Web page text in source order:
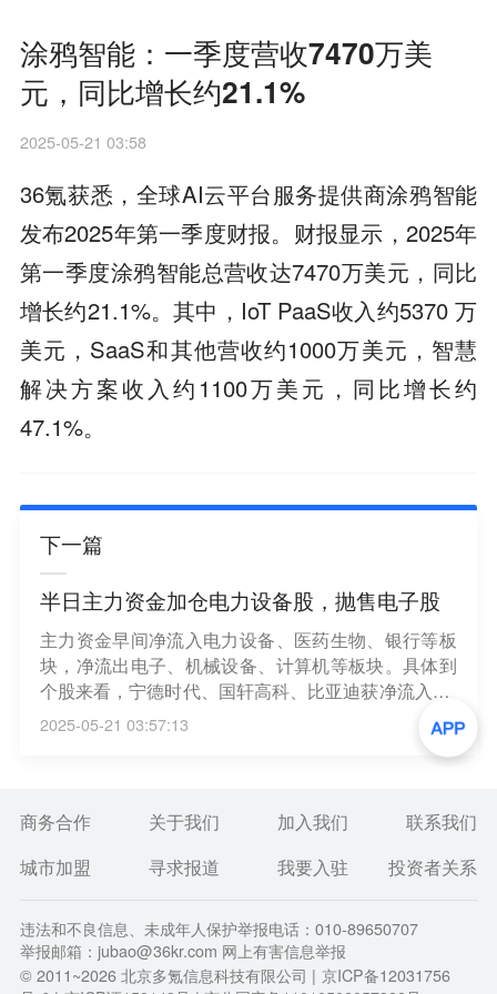
涂鸦智能：一季度营收7470万美
元，同比增长约21.1%
2025-05-21 03:58
36氪获悉，全球AI云平台服务提供商涂鸦智能
发布2025年第一季度财报。财报显示，2025年
第一季度涂鸦智能总营收达7470万美元，同比
增长约21.1%。其中，IoT PaaS收入约5370 万
美元，SaaS和其他营收约1000万美元，智慧
解决方案收入约1100万美元，同比增长约
47.1%。
下一篇
半日主力资金加仓电力设备股，抛售电子股
主力资金早间净流入电力设备、医药生物、银行等板
块，净流出电子、机械设备、计算机等板块。具体到
个股来看，宁德时代、国轩高科、比亚迪获净流入12.
04亿元、11.39亿元、9.68亿元。净流出方面，兆易
创新、立讯精密、中洲特材遭抛售5.20亿元、3.68亿
2025-05-21 03:57:13
商务合作 关于我们 加入我们
联系我们
城市加盟
寻求报道 我要入驻 投资者关系
违法和不良信息、未成年人保护举报电话：010-89650707
举报邮箱：jubao@36kr.com 网上有害信息举报
© 2011~2026北京多氪信息科技有限公司 | 京ICP备12031756